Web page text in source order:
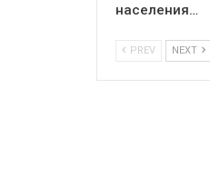
населения…
PREV NEXT